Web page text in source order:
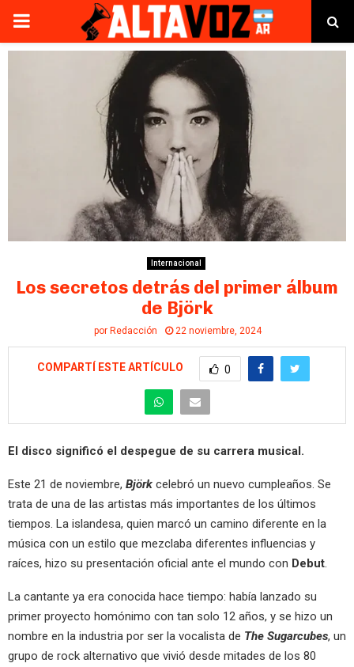
PRIMARY
Internacional
Los secretos detrás del primer álbum
de Björk
por Redacción 22 noviembre, 2024
COMPARTÍ ESTE ARTÍCULO 0
El disco significó el despegue de su carrera musical.
Este 21 de noviembre, Björk celebró un nuevo cumpleaños. Se
trata de una de las artistas más importantes de los últimos
tiempos. La islandesa, quien marcó un camino diferente en la
música con un estilo que mezclaba diferentes influencias y
raíces, hizo su presentación oficial ante el mundo con Debut.
La cantante ya era conocida hace tiempo: había lanzado su
primer proyecto homónimo con tan solo 12 años, y se hizo un
nombre en la industria por ser la vocalista de The Sugarcubes, un
grupo de rock alternativo que vivió desde mitades de los 80